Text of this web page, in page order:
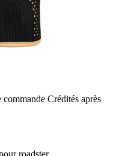
commande Crédités après